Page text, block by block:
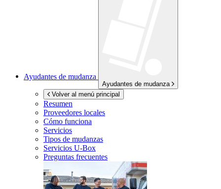
Ayudantes de mudanza
Ayudantes de mudanza
Volver al menú principal
Resumen
Proveedores locales
Cómo funciona
Servicios
Tipos de mudanzas
Servicios U-Box
Preguntas frecuentes